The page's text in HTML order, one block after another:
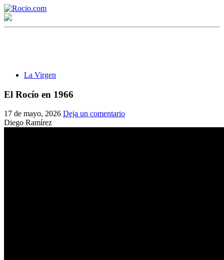
La Virgen
El Rocío en 1966
17 de mayo, 2026 Deja un comentario
Diego Ramírez
¡Bienvenido! Soy el asistente virtual de rocio.com.